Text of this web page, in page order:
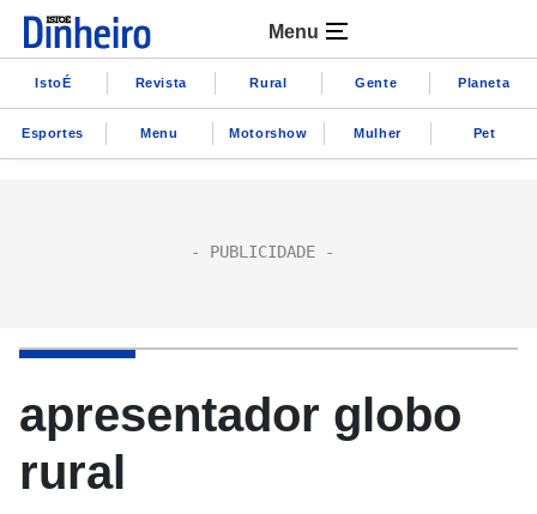
Menu
IstoÉ Revista Rural Gente Planeta
Esportes Menu Motorshow Mulher Pet
apresentador globo
rural